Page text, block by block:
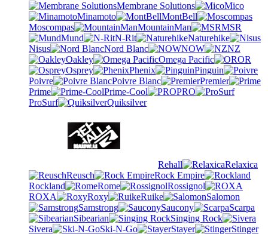
Membrane Solutions
Mico
Minamoto
MontBell
Moscompas
MountainMan
MSR
Mund
N-Rit
Naturehike
Nisus
Nord Blanc NOW
NZ
Oakley
Omega Pacific
OR
Osprey
Phenix
Pinguin
Poivre
Poivre Blanc
Premier
Prime
Prime-Cool
PRO
ProSurf
Quiksilver
Rehall
Relaxica
Reusch
Rock Empire
Rockland
Rome
Rossignol
ROXA
Roxy Ruike
Salomon
Samstrong
Saucony
Scarpa
Sibearian
Singing Rock
Sivera
Ski-N-Go Stayer Stinger